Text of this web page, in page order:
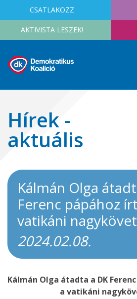
CSATLAKOZZ
AKTIVISTA LESZEK!
Hírek -
aktuális
Kálmán Olga
Ferenc pápához
vatikáni
2024.02.08.
Kálmán Olga átadta a DK
a vatikáni